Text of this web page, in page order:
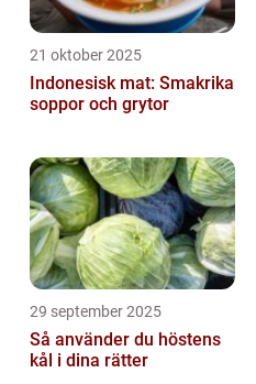
21 oktober 2025
Indonesisk mat: Smakrika
soppor och grytor
29 september 2025
Så använder du höstens
kål i dina rätter